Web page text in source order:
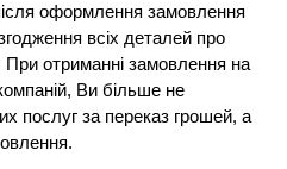
оформлення замовлення
всіх деталей про
отриманні замовлення на
Ви більше не
послуг за переказ грошей, а